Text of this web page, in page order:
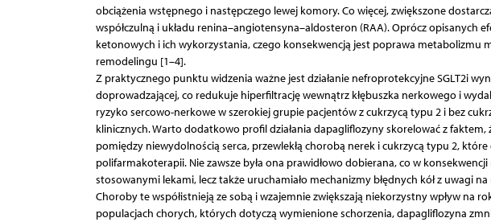
obciążenia wstępnego i następczego lewej komory. Co więcej, zwiększone
współczulną i układu renina–angiotensyna–aldosteron (RAA). Oprócz opisanych
ketonowych i ich wykorzystania, czego konsekwencją jest poprawa metabolizmu
remodelingu [1–4].
Z praktycznego punktu widzenia ważne jest działanie nefroprotekcyjne SGLT2i
doprowadzającej, co redukuje hiperfiltrację wewnątrz kłębuszka nerkowego i
ryzyko sercowo-nerkowe w szerokiej grupie pacjentów z cukrzycą typu 2 i bez
klinicznych. Warto dodatkowo profil działania dapagliflozyny skorelować z
pomiędzy niewydolnością serca, przewlekłą chorobą nerek i cukrzycą typu 2,
polifarmakoterapii. Nie zawsze była ona prawidłowo dobierana, co w
stosowanymi lekami, lecz także uruchamiało mechanizmy błędnych kół z uwagi
Choroby te współistnieją ze sobą i wzajemnie zwiększają niekorzystny wpływ na
populacjach chorych, których dotyczą wymienione schorzenia, dapagliflozyna